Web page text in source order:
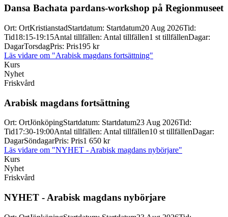
Dansa Bachata pardans-workshop på Regionmuseet
Ort: OrtKristianstadStartdatum: Startdatum20 Aug 2026Tid:
Tid18:15-19:15Antal tillfällen: Antal tillfällen1 st tillfällenDagar:
DagarTorsdagPris: Pris195 kr
Läs vidare om "Arabisk magdans fortsättning"
Kurs
Nyhet
Friskvård
Arabisk magdans fortsättning
Ort: OrtJönköpingStartdatum: Startdatum23 Aug 2026Tid:
Tid17:30-19:00Antal tillfällen: Antal tillfällen10 st tillfällenDagar:
DagarSöndagarPris: Pris1 650 kr
Läs vidare om "NYHET - Arabisk magdans nybörjare"
Kurs
Nyhet
Friskvård
NYHET - Arabisk magdans nybörjare